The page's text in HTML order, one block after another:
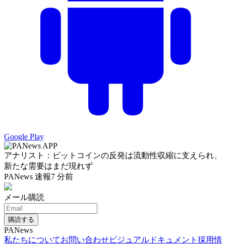
Google Play
アナリスト：ビットコインの反発は流動性収縮に支えられ、
新たな需要はまだ現れず
PANews 速報7 分前
メール購読
購読する
PANews
私たちについてお問い合わせビジュアルドキュメント 採用情